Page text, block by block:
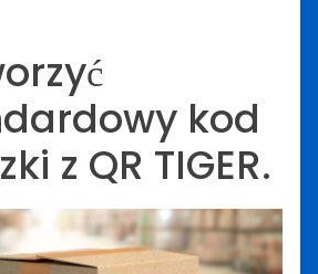
kod
z QR TIGER.